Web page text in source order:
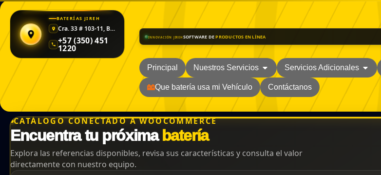
BATERÍAS JIREH
Cra. 33 # 103-11, Barrio Caldas
+57 (350) 451
1220
INNOVACIÓN JIREH SOFTWARE DEPRODUCTOS EN LÍNEA
Principal Nuestros Servicios Servicios Adicionales
Que batería usa mi Vehículo Contáctanos
CATÁLOGO CONECTADO A WOOCOMMERCE
Encuentra tu próximabatería
Explora las referencias disponibles, revisa sus características y consulta el valor
directamente con nuestro equipo.